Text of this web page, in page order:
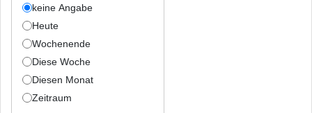
keine Angabe
Heute
Wochenende
Diese Woche
Diesen Monat
Zeitraum